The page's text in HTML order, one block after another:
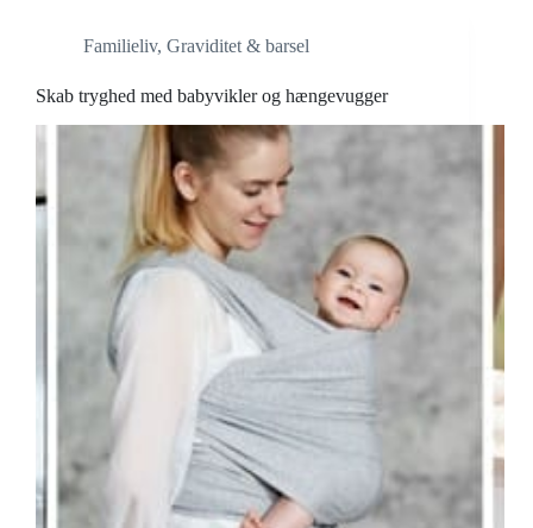
Familieliv, Graviditet & barsel
Skab tryghed med babyvikler og hængevugger